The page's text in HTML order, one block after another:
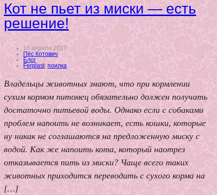
Кот не пьет из миски — есть
решение!
16 апреля 2017
Пёс Котович
Блог
Ferplast, поилка
Владельцы животных знают, что при кормлении
сухим кормом питомец обязательно должен получать
достаточно питьевой воды. Однако если с собаками
проблем напоить не возникает, есть кошки, которые
ну никак не соглашаются на предложенную миску с
водой. Как же напоить кота, который наотрез
отказывается пить из миски? Чаще всего таких
животных приходится переводить с сухого корма на
[…]